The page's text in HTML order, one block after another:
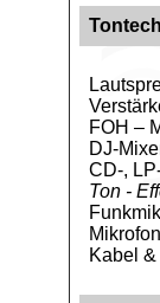
FOH –
DJ-
CD-,
Ton -
Kabel